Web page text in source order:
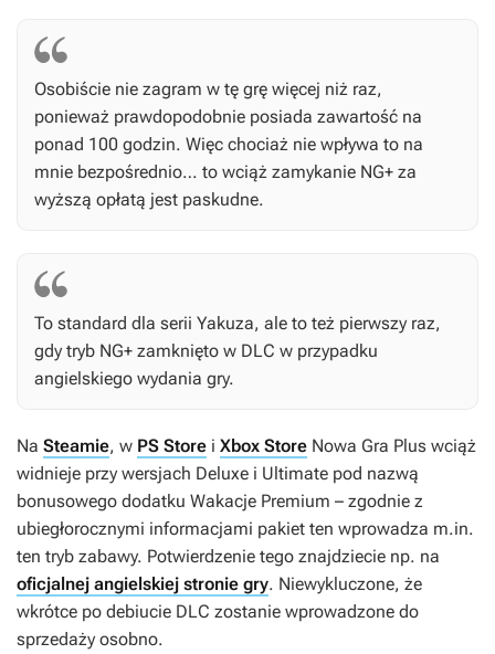
Osobiście nie zagram w tę grę więcej niż raz,
ponieważ prawdopodobnie posiada zawartość na
ponad 100 godzin. Więc chociaż nie wpływa to na
mnie bezpośrednio… to wciąż zamykanie NG+ za
wyższą opłatą jest paskudne.
To standard dla serii Yakuza, ale to też pierwszy raz,
gdy tryb NG+ zamknięto w DLC w przypadku
angielskiego wydania gry.
Na Steamie, w PS Store i Xbox Store Nowa Gra Plus wciąż
widnieje przy wersjach Deluxe i Ultimate pod nazwą
bonusowego dodatku Wakacje Premium – zgodnie z
ubiegłorocznymi informacjami pakiet ten wprowadza m.in.
ten tryb zabawy. Potwierdzenie tego znajdziecie np. na
oficjalnej angielskiej stronie gry. Niewykluczone, że
wkrótce po debiucie DLC zostanie wprowadzone do
sprzedaży osobno.